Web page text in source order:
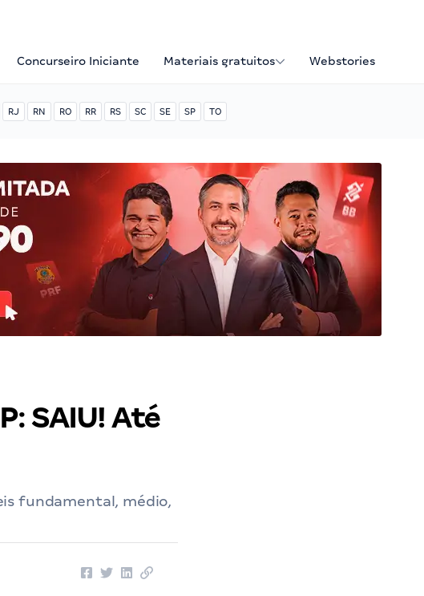
Concurseiro Iniciante Materiais gratuitos Webstories
RJ RN RO RR RS SC SE SP TO
SAIU! Até
fundamental, médio,